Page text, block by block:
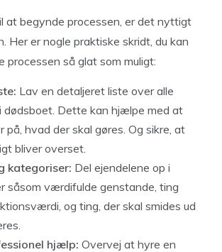
at begynde processen, er det nyttigt
Her er nogle praktiske skridt, du kan
processen så glat som muligt:
Lav en detaljeret liste over alle
dødsboet. Dette kan hjælpe med at
på, hvad der skal gøres. Og sikre, at
bliver overset.
kategoriser: Del ejendelene op i
såsom værdifulde genstande, ting
og ting, der skal smides ud
hjælp: Overvej at hyre en